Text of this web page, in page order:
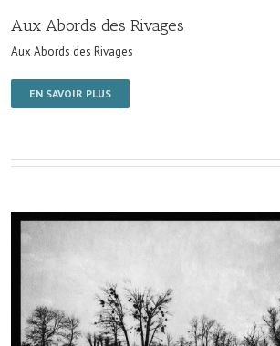
Aux Abords des Rivages
Aux Abords des Rivages
EN SAVOIR PLUS